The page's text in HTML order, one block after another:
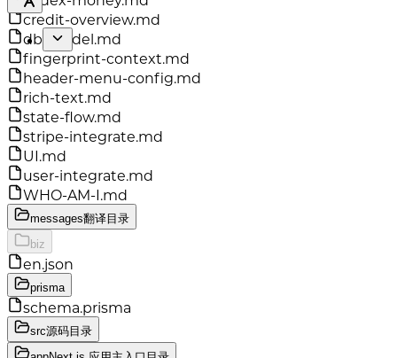
credit-overview.md
db-model.md
fingerprint-context.md
header-menu-config.md
rich-text.md
state-flow.md
stripe-integrate.md
UI.md
user-integrate.md
WHO-AM-I.md
messages翻译目录
biz
en.json
prisma
schema.prisma
src源码目录